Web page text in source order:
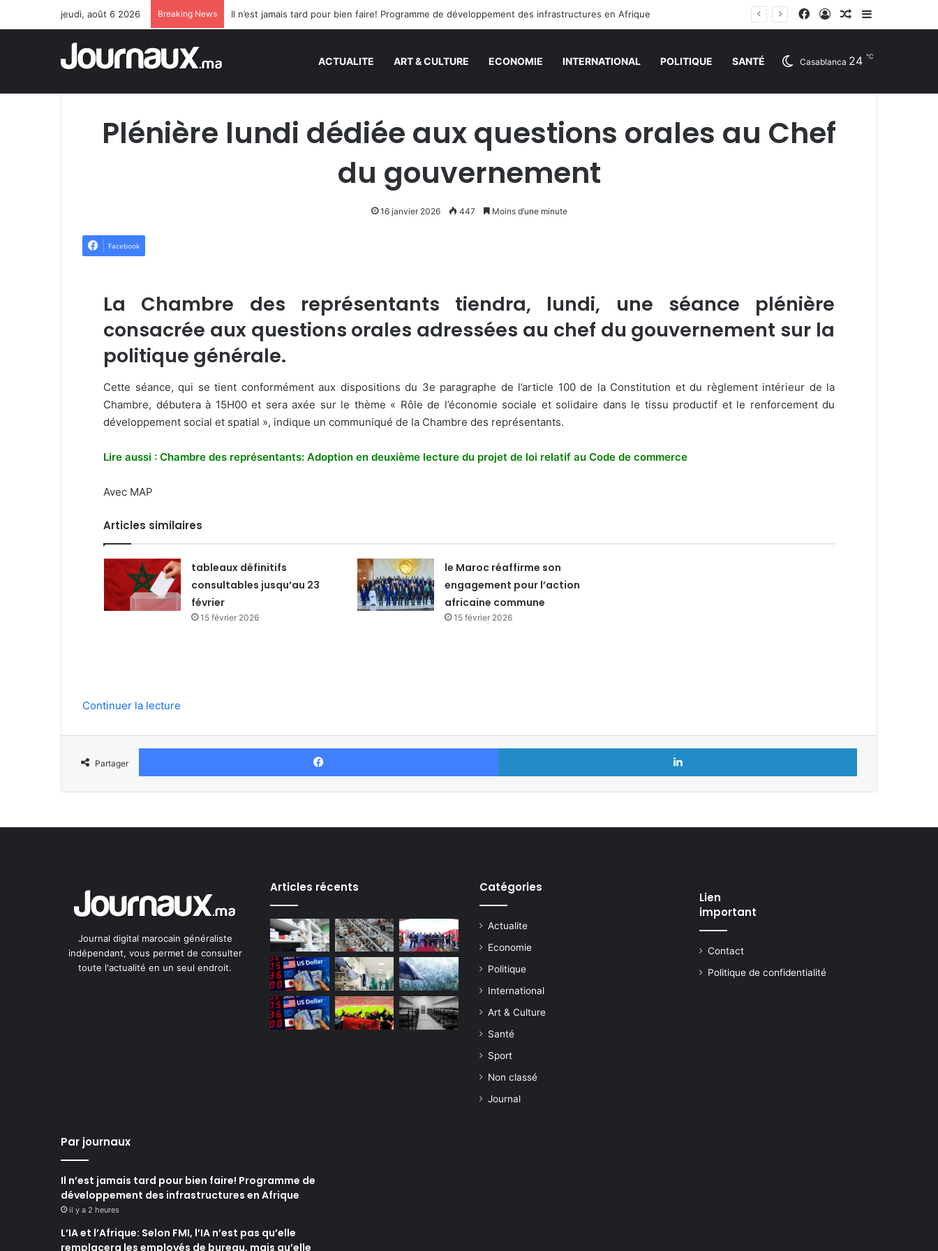
jeudi, août 6 2026 Breaking News Il n’est jamais tard pour bien faire! Programme de développement des infrastructures en Afrique Facebook
Connexion
Article Aléatoire
Sidebar
ACTUALITE ART & CULTURE ECONOMIE INTERNATIONAL POLITIQUE SANTÉ Casablanca 24 ℃
Plénière lundi dédiée aux questions orales au Chef
du gouvernement
16 janvier 2026 447 Moins d’une minute
Facebook
La Chambre des représentants tiendra, lundi, une séance plénière
consacrée aux questions orales adressées au chef du gouvernement sur la
politique générale.
Cette séance, qui se tient conformément aux dispositions du 3e paragraphe de l’article 100 de la Constitution et du règlement intérieur de la
Chambre, débutera à 15H00 et sera axée sur le thème « Rôle de l’économie sociale et solidaire dans le tissu productif et le renforcement du
développement social et spatial », indique un communiqué de la Chambre des représentants.
Lire aussi : Chambre des représentants: Adoption en deuxième lecture du projet de loi relatif au Code de commerce
Avec MAP
Articles similaires
tableaux définitifs
consultables jusqu’au 23
février
15 février 2026
le Maroc réaffirme son
engagement pour l’action
africaine commune
15 février 2026
Continuer la lecture
Partager
Facebook Linkedin
Journal digital marocain généraliste
indépendant, vous permet de consulter
toute l'actualité en un seul endroit.
Articles récents Catégories
Actualite
Economie
Politique
International
Art & Culture
Santé
Sport
Non classé
Journal
Lien
important
Contact
Politique de confidentialité
Par journaux
Il n’est jamais tard pour bien faire! Programme de
développement des infrastructures en Afrique
il y a 2 heures
L’IA et l’Afrique: Selon FMI, l’IA n’est pas qu’elle
remplacera les employés de bureau, mais qu’elle